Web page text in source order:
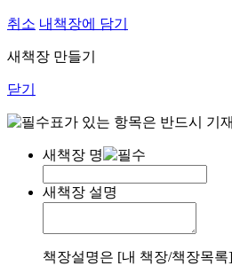
취소 내책장에 담기
새책장 만들기
닫기
표가 있는 항목은 반드시 기
새책장 명
새책장 설명
책장설명은 [내 책장/책장목